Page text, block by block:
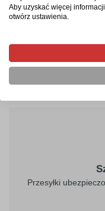
potrwa od 2-4 dni
doręczenie zajmie
momentu nadania.
Przesyłki
Aby uzyskać więcej
otwórz ustawienia.